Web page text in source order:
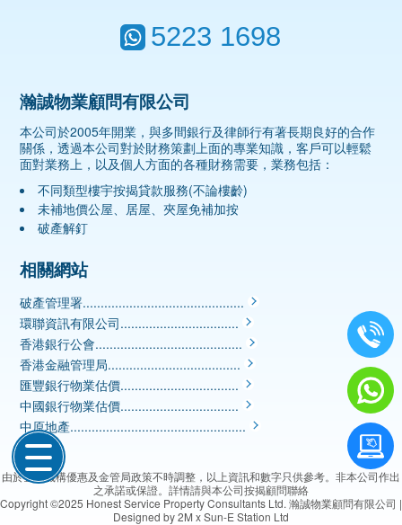
5223 1698
瀚誠物業顧問有限公司
本公司於2005年開業，與多間銀行及律師行有著長期良好的合作
關係，透過本公司對於財務策劃上面的專業知識，客戶可以輕鬆
面對業務上，以及個人方面的各種財務需要，業務包括：
不同類型樓宇按揭貸款服務(不論樓齡)
未補地價公屋、居屋、夾屋免補加按
破產解釘
相關網站
破產管理署.............................................
環聯資訊有限公司.................................
香港銀行公會.........................................
香港金融管理局.....................................
匯豐銀行物業估價.................................
中國銀行物業估價.................................
中原地產.................................................
由於金融機構優惠及金管局政策不時調整，以上資訊和數字只供參考。非本公司作出
之承諾或保證。詳情請與本公司按揭顧問聯絡
Copyright ©2025 Honest Service Property Consultants Ltd. 瀚誠物業顧問有限公司 |
Designed by2M x Sun-E Station Ltd